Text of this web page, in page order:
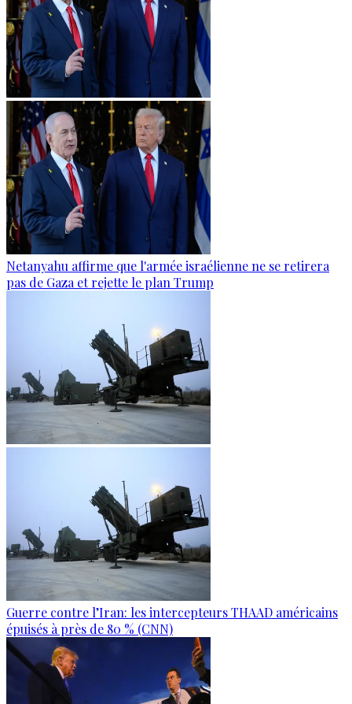
Netanyahu affirme que l'armée israélienne ne se retirera
pas de Gaza et rejette le plan Trump
Guerre contre l’Iran: les intercepteurs THAAD américains
épuisés à près de 80 % (CNN)